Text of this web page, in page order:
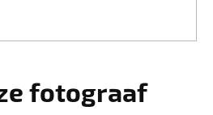
fotograaf